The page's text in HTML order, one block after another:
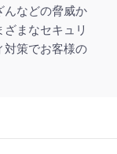
んなどの脅威か
まなセキュリ
対策でお客様の